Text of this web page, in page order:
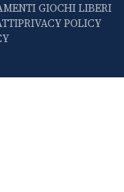
GIOCHI LIBERI
PRIVACY POLICY